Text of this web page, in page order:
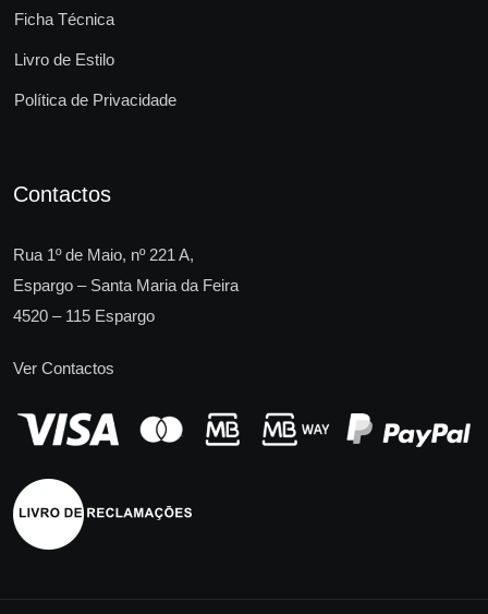
Ficha Técnica
Livro de Estilo
Política de Privacidade
Contactos
Rua 1º de Maio, nº 221 A,
Espargo – Santa Maria da Feira
4520 – 115 Espargo
Ver Contactos